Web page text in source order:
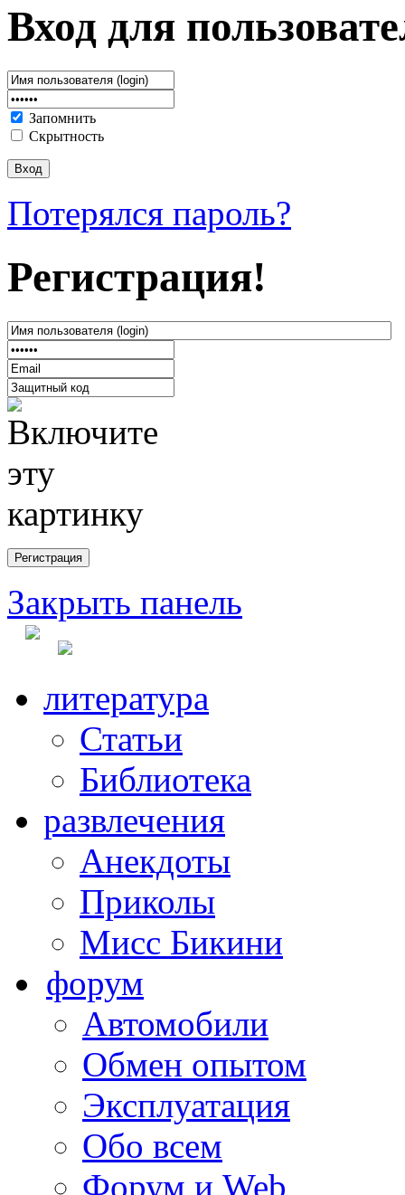
Вход для
Запомнить
Скрытность
Потерялся пароль?
Регистрация!
Закрыть панель
литература
Статьи
Библиотека
развлечения
Анекдоты
Приколы
Мисс Бикини
форум
Автомобили
Обмен опытом
Эксплуатация
Обо всем
Форум и Web